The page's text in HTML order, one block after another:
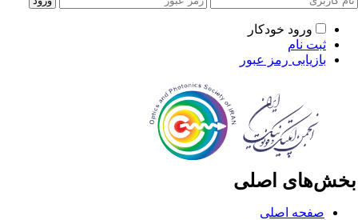
ورود خودکار
ثبت نام
بازیابی رمز عبور
اصلی
صفحه اصلی